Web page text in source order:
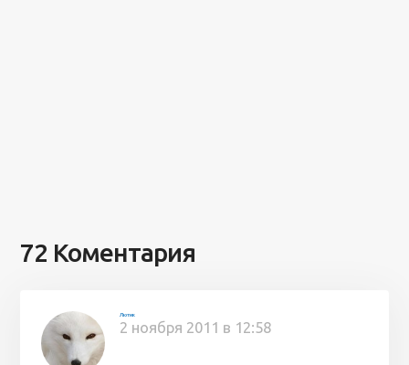
72 Коментария
Лютик
2 ноября 2011 в 12:58